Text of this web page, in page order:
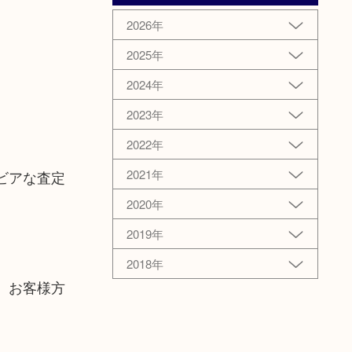
アな査定
お客様方
2026年
2025年
2024年
2023年
2022年
2021年
2020年
2019年
2018年